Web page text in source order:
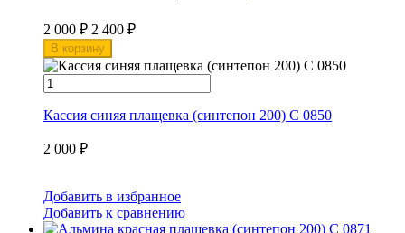
2 000 ₽ 2 400 ₽
В корзину
Кассия синяя плащевка (синтепон 200) С 0850
2 000 ₽
Добавить в избранное
Добавить к сравнению